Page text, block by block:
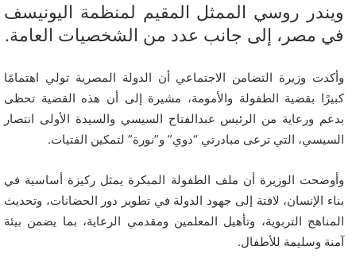
ويندر روسي الممثل المقيم لمنظمة اليونيسف
في مصر، إلى جانب عدد من الشخصيات العامة.
وأكدت وزيرة التضامن الاجتماعي أن الدولة المصرية تولي اهتمامًا
كبيرًا بقضية الطفولة والأمومة، مشيرة إلى أن هذه القضية تحظى
بدعم ورعاية من الرئيس عبدالفتاح السيسي والسيدة الأولى انتصار
السيسي، التي ترعى مبادرتي “دوي” و”نورة” لتمكين الفتيات.
وأوضحت الوزيرة أن ملف الطفولة المبكرة يمثل ركيزة أساسية في
بناء الإنسان، لافتة إلى جهود الدولة في تطوير دور الحضانات، وتحديث
المناهج التربوية، وتأهيل المعلمين ومقدمي الرعاية، بما يضمن بيئة
آمنة وسليمة للأطفال.